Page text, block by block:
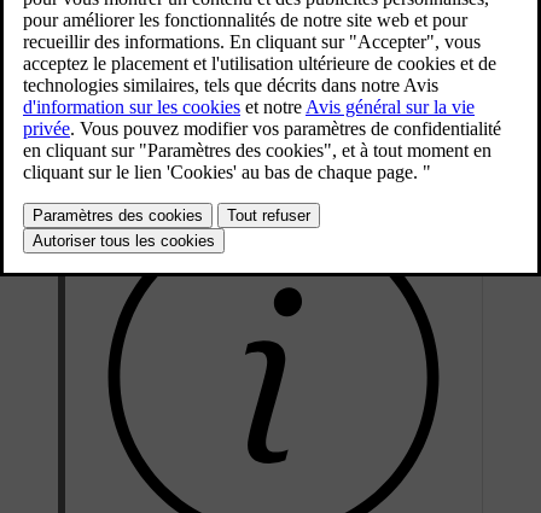
Mise à jour 30.03.2026
Les points de fixation ISOFIXet les points de fixation de sangle
supérieure et inférieure peuvent être utilisés pour l'installation d'un
siège pour enfant sur les sièges arrière extérieurs.
Ces sièges sont agréés pour les sièges pour enfant i-Size.